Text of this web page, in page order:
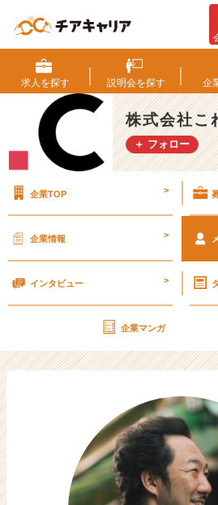
ン
チ
ャ
ー・
成
長
ら
ウ
く
就
活
イ
ト
チ
キ
ャ
求人を探す 説明会を探す 企
株式会社こ
＋ フォロー
企業TOP >
企業情報 >
インタビュー >
企業マンガ